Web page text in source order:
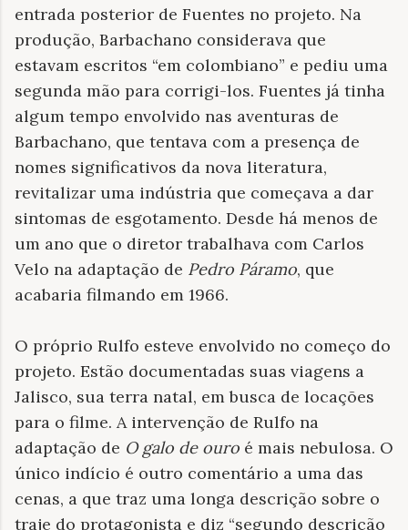
entrada posterior de Fuentes no projeto. Na
produção, Barbachano considerava que
estavam escritos “em colombiano” e pediu uma
segunda mão para corrigi-los. Fuentes já tinha
algum tempo envolvido nas aventuras de
Barbachano, que tentava com a presença de
nomes significativos da nova literatura,
revitalizar uma indústria que começava a dar
sintomas de esgotamento. Desde há menos de
um ano que o diretor trabalhava com Carlos
Velo na adaptação de Pedro Páramo, que
acabaria filmando em 1966.
O próprio Rulfo esteve envolvido no começo do
projeto. Estão documentadas suas viagens a
Jalisco, sua terra natal, em busca de locações
para o filme. A intervenção de Rulfo na
adaptação de O galo de ouro é mais nebulosa. O
único indício é outro comentário a uma das
cenas, a que traz uma longa descrição sobre o
traje do protagonista e diz “segundo descrição